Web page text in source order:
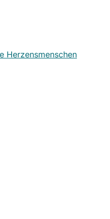
Herzensmenschen